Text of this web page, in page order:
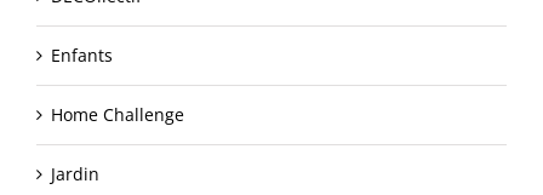
Enfants
Home Challenge
Jardin